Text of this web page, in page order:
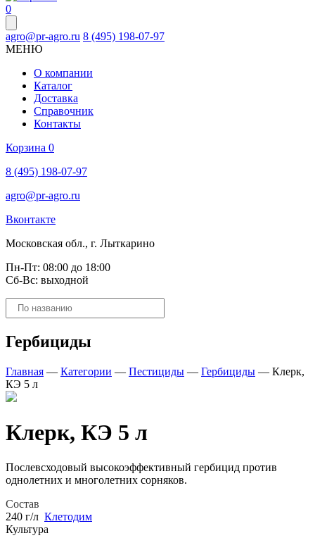
0
agro@pr-agro.ru 8 (495) 198-07-97
МЕНЮ
О компании
Каталог
Доставка
Справочник
Контакты
Корзина 0
8 (495) 198-07-97
agro@pr-agro.ru
Вконтакте
Московская обл., г. Лыткарино
Пн-Пт: 08:00 до 18:00
Сб-Вс: выходной
Поиск
товаров
Гербициды
Главная — Категории — Пестициды — Гербициды — Клерк,
КЭ 5 л
Клерк, КЭ 5 л
Послевсходовый высокоэффективный гербицид против
однолетних и многолетних сорняков.
Состав
240 г/л Клетодим
Культура